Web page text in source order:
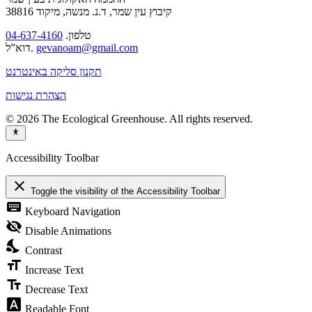
קיבוץ עין שמר, ד.נ. מנשה, מיקוד 38816
טלפון. 04-637-4160
דוא”ל. gevanoam@gmail.com
תקנון סליקה באינטרנט
הצהרת נגישות
© 2026 The Ecological Greenhouse. All rights reserved.
Accessibility Toolbar
close Toggle the visibility of the Accessibility Toolbar
keyboard Keyboard Navigation
visibility_off Disable Animations
nights_stay Contrast
format_size Increase Text
text_fields Decrease Text
font_download Readable Font